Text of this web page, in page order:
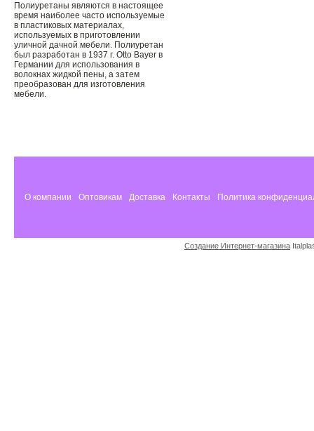
Полиуретаны являются в настоящее
время наиболее часто используемые
в пластиковых материалах,
используемых в приготовлении
уличной дачной мебели. Полиуретан
был разработан в 1937 г. Otto Bayer в
Германии для использования в
волокнах жидкой пены, а затем
преобразован для изготовления
мебели.
О компании Оптовикам Доставка Контакты Политика
Создание Интернет-магазина